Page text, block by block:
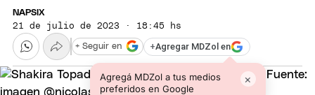
NAPSIX
21 de julio de 2023 · 18:45 hs
+Agregar MDZol en
Agregá MDZol a tus medios
preferidos en Google
×
+ Seguir en